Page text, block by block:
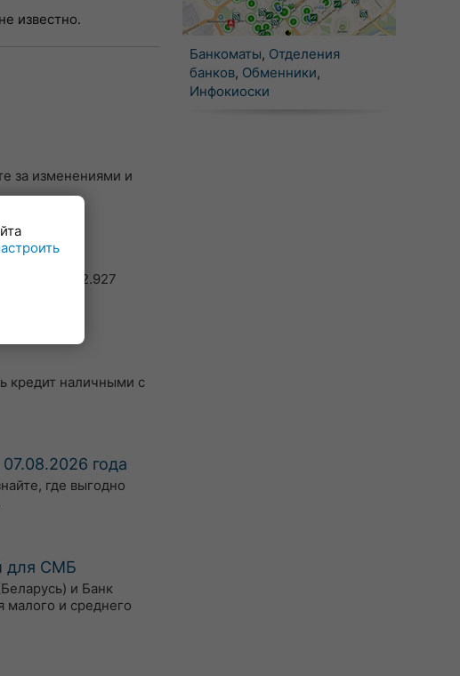
известно.
за изменениями и
= 2.927
кредит наличными с
года
где выгодно
для СМБ
и Банк
малого и среднего
Банкоматы, Отделения
банков, Обменники,
Инфокиоски